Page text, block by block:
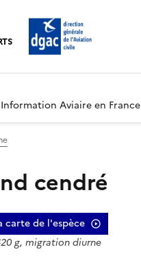
Aviaire en France
cendré
carte de l'espèce
g, migration diurne